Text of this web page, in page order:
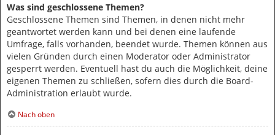
Was sind geschlossene Themen?
Geschlossene Themen sind Themen, in denen nicht mehr
geantwortet werden kann und bei denen eine laufende
Umfrage, falls vorhanden, beendet wurde. Themen können aus
vielen Gründen durch einen Moderator oder Administrator
gesperrt werden. Eventuell hast du auch die Möglichkeit, deine
eigenen Themen zu schließen, sofern dies durch die Board-
Administration erlaubt wurde.
Nach oben